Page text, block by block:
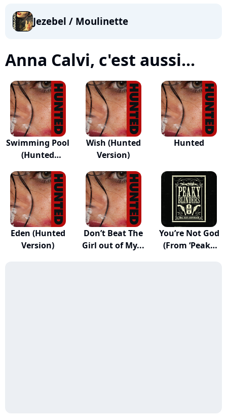
Jezebel / Moulinette
Anna Calvi, c'est aussi...
Swimming Pool
(Hunted
Wish (Hunted
Version)
Hunted
Eden (Hunted
Version)
Don’t Beat The
Girl out of My...
You’re Not God
(From ‘Peaky